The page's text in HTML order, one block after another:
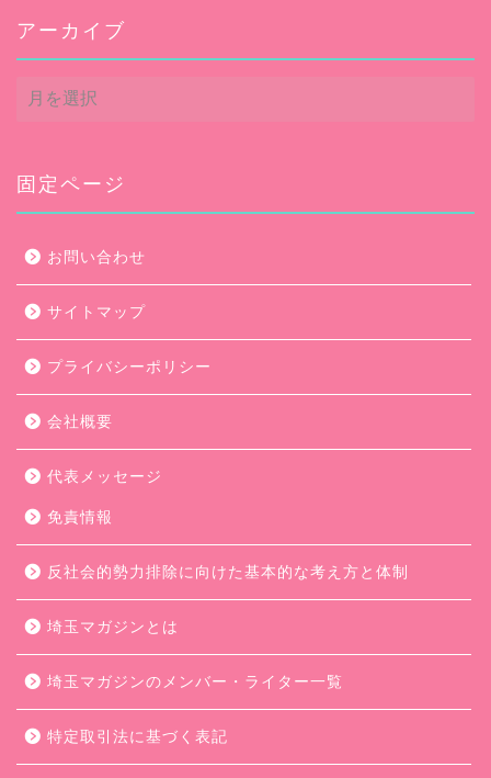
アーカイブ
ア
ー
ブ
固定ページ
お問い合わせ
サイトマップ
プライバシーポリシー
会社概要
代表メッセージ
免責情報
反社会的勢力排除に向けた基本的な考え方と体制
埼玉マガジンとは
埼玉マガジンのメンバー・ライター一覧
特定取引法に基づく表記